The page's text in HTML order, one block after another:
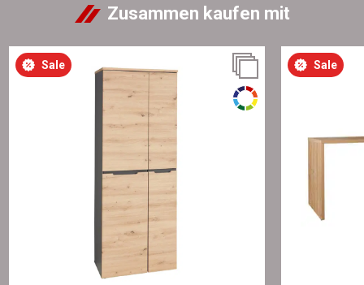
Zusammen kaufen mit
Sale Sale